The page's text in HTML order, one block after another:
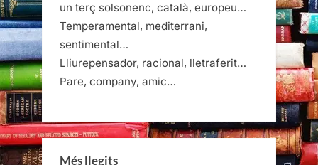
un terç solsonenc, català, europeu…
Temperamental, mediterrani,
sentimental…
Lliurepensador, racional, lletraferit…
Pare, company, amic…
Més llegits